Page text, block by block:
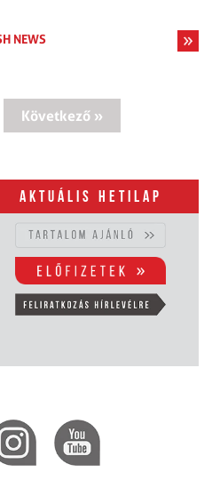
NEWS
Következő »
Aktuális hetilap